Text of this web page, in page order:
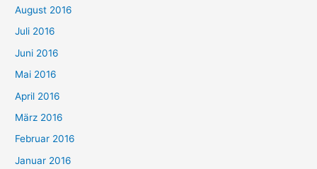
August 2016
Juli 2016
Juni 2016
Mai 2016
April 2016
März 2016
Februar 2016
Januar 2016